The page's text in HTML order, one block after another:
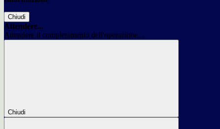
Chiudi
Attendere...
Attendere il completamento dell'operazione...
Chiudi